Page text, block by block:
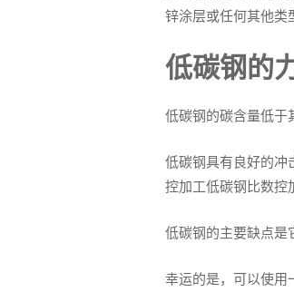
锌涂层或任何其他类
低碳钢的
低碳钢的碳含量低于
低碳钢具有良好的冲
控加工低碳钢比数控
低碳钢的主要缺点是
幸运的是，可以使用